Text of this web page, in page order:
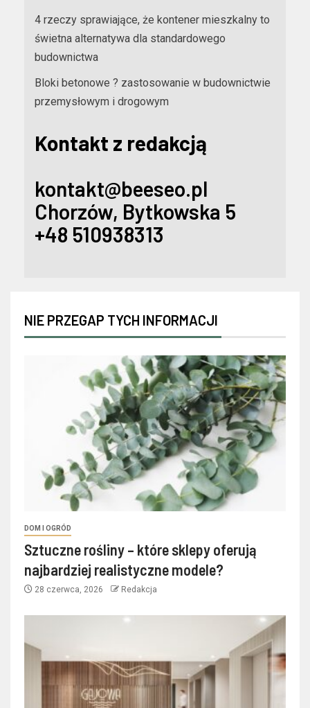
4 rzeczy sprawiające, że kontener mieszkalny to
świetna alternatywa dla standardowego
budownictwa
Bloki betonowe ? zastosowanie w budownictwie
przemysłowym i drogowym
Kontakt z redakcją
kontakt@beeseo.pl
Chorzów, Bytkowska 5
+48 510938313
NIE PRZEGAP TYCH INFORMACJI
DOM I OGRÓD
Sztuczne rośliny – które sklepy oferują
najbardziej realistyczne modele?
28 czerwca, 2026 Redakcja